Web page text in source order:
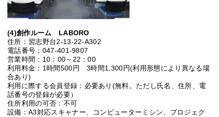
(4)創作ルーム LABORO
住所：習志野台2-13-22‐A302
電話番号：047-401-9807
営業時間：10：00～22：00
利用料金：1時間500円 3時間1,300円(利用形態により異なる場
合あり)
利用に際する会員登録：必要あり(無料。ただし氏名、住所、電
話番号の登録が必要）
住所利用の可否：不可
設備：A3対応スキャナー、コンピューターミシン、プロジェク